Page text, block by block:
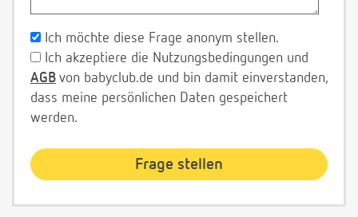
Ich möchte diese Frage anonym stellen.
Ich akzeptiere die Nutzungsbedingungen und
AGB von babyclub.de und bin damit einverstanden,
dass meine persönlichen Daten gespeichert
werden.